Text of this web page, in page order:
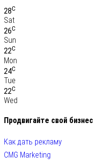
28C
Sat
26C
Sun
22C
Mon
24C
Tue
22C
Wed
Продвигайте свой бизнес
Как дать рекламу
CMG Marketing